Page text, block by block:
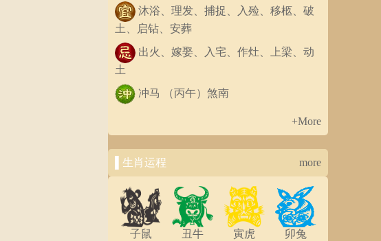
沐浴、理发、捕捉、入殓、移柩、破
土、启钻、安葬
出火、嫁娶、入宅、作灶、上梁、动
土
冲马 （丙午）煞南
+More
▌生肖运程 more
子鼠 丑牛 寅虎 卯兔